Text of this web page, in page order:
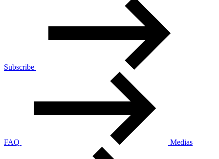
Subscribe
FAQ Medias